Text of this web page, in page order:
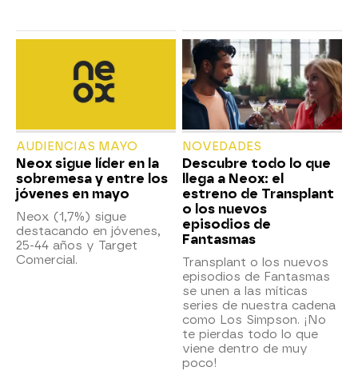
AUDIENCIAS MAYO
Neox sigue líder en la
sobremesa y entre los
jóvenes en mayo
Neox (1,7%) sigue
destacando en jóvenes,
25-44 años y Target
Comercial.
NOVEDADES
Descubre todo lo que
llega a Neox: el
estreno de Transplant
o los nuevos
episodios de
Fantasmas
Transplant o los nuevos
episodios de Fantasmas
se unen a las míticas
series de nuestra cadena
como Los Simpson. ¡No
te pierdas todo lo que
viene dentro de muy
poco!